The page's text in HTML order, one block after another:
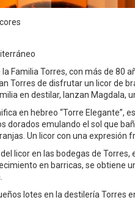
la Familia Torres, con más de
Torres de disfrutar un licor de
en destilar, lanzan Magdala,
en hebreo “Torre Elegante”,
dorados emulando el sol que
Un licor con una expresión
licor en las bodegas de
en barricas, se obtiene
lotes en la destilería Torres